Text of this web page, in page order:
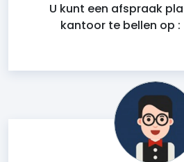
U kunt een afspraak
kantoor te bellen op :